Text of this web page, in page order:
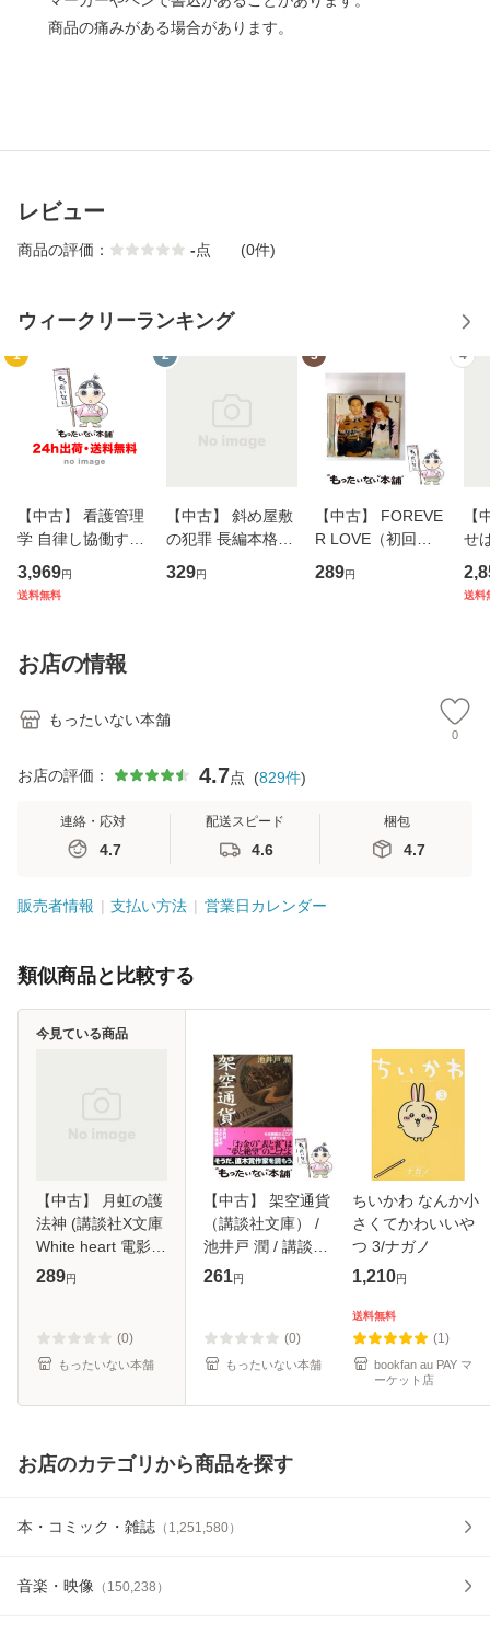
商品の痛みがある場合があります。
レビュー
商品の評価： -点 (0件)
ウィークリーランキング
1
【中古】 看護管理
学 自律し協働する
専門職の看護マネ
ジメントスキル 改
恵 藤本幸三 / 南江
堂 [単行
3,969円
送料無料
2
【中古】 斜め屋敷
の犯罪 長編本格推
理小説 (光文社文
庫) / 島田荘司 / 光
329円
3
【中古】 FOREVE
R LOVE（初回生
産限定盤） / 清水
翔太×加藤ミリヤ /
289円
4
【
せ
タ
送料
お店の情報
もったいない本舗
0
お店の評価： 4.7点 (829件)
連絡・応対
4.7
配送スピード
4.6
梱包
4.7
販売者情報 支払い方法 営業日カレンダー
類似商品と比較する
【中古】 月虹の護
法神 (講談社X文庫
White heart 電影戦
線 5) / 流星香 / 講
289円
(0)
もったいない本舗
今見ている商品
【中古】 架空通貨
（講談社文庫） /
池井戸 潤 / 講談社
[文庫]【メール便送
261円
(0)
もったいない本舗
ちいかわ なんか小
さくてかわいいや
つ 3/ナガノ
1,210円
送料無料
(1)
bookfan au PAY マ
ーケット店
お店のカテゴリから商品を探す
本・コミック・雑誌 （ 1,251,580）
音楽・映像 （ 150,238 ）